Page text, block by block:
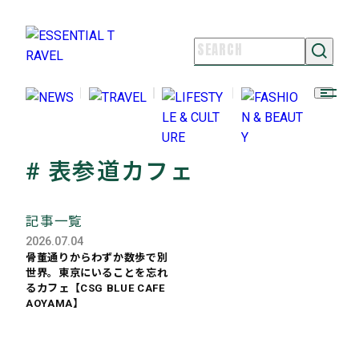
NEWS
TRAVEL
LIFESTYLE & CULTURE
FASHION & BEAUTY
お問い合わせ
FOLLOW US
# 表参道カフェ
記事一覧
2026.07.04
骨董通りからわずか数歩で別
世界。東京にいることを忘れ
るカフェ【CSG BLUE CAFE
AOYAMA】